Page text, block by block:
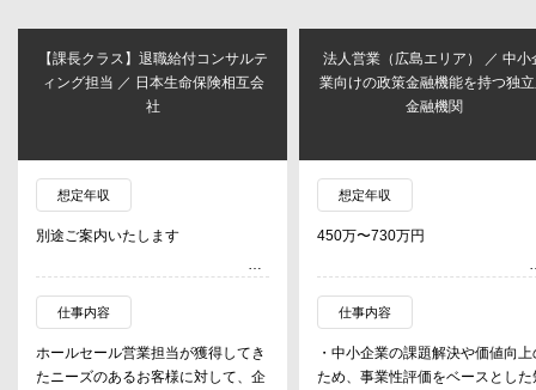
【課長クラス】退職給付コンサルテ
ィング担当 ／ 日本生命保険相互会
社
想定年収
別途ご案内いたします
仕事内容
ホールセール営業担当が獲得してき
たニーズのあるお客様に対して、企
法人営業（広島エリア） ／ 中小
業向けの政策金融機能を持つ独
金融機関
想定年収
450万〜730万円
仕事内容
・中小企業の課題解決や価値向上
ため、事業性評価をベースとした